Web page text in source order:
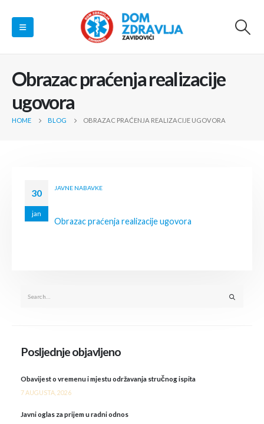
Obrazac praćenja realizacije
ugovora
HOME BLOG OBRAZAC PRAĆENJA REALIZACIJE UGOVORA
30
jan
JAVNE NABAVKE
Obrazac praćenja realizacije ugovora
Posljednje objavljeno
Obavijest o vremenu i mjestu održavanja stručnog ispita
7 AUGUSTA, 2026
Javni oglas za prijem u radni odnos